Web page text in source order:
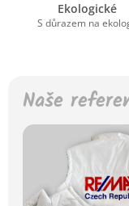
Ekologické
S důrazem na
Naše